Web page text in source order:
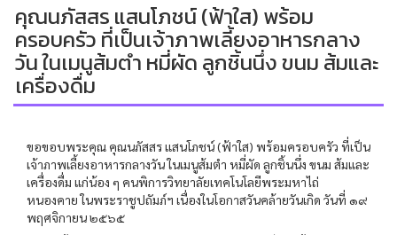
คุณนภัสสร​ แสนโภชน์​ (ฟ้าใส)​ พร้อม
ครอบครัว ที่เป็นเจ้าภาพเลี้ยงอาหารกลาง
วัน ในเมนูส้มตำ หมี่ผัด ลูกชิ้นนึ่ง ขนม ส้มและ
เครื่องดื่ม
ขอขอบพระคุณ คุณนภัสสร​ แสนโภชน์​ (ฟ้าใส)​ พร้อมครอบครัว ที่เป็น
เจ้าภาพเลี้ยงอาหารกลางวัน ในเมนูส้มตำ หมี่ผัด ลูกชิ้นนึ่ง ขนม ส้มและ
เครื่องดื่ม แก่น้อง ๆ คนพิการวิทยาลัยเทคโนโลยีพระมหาไถ่
หนองคาย ในพระราชูปถัมภ์ฯ เนื่องในโอกาสวันคล้ายวันเกิด วันที่ ๑๙
พฤศจิกายน ๒๕๖๕